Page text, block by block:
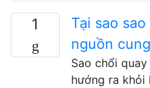
1
Tại sao
nguồn
Sao chổi
hướng ra